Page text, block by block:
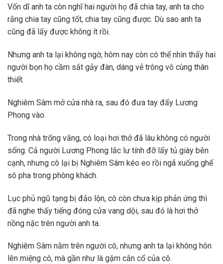
Vốn dĩ anh ta còn nghĩ hai người họ đã chia tay, anh ta cho
rằng chia tay cũng tốt, chia tay cũng được. Dù sao anh ta
cũng đã lấy được không ít rồi.
Nhưng anh ta lại không ngờ, hôm nay còn có thể nhìn thấy hai
người bọn họ cầm sắt gảy đàn, dáng vẻ trông vô cùng thân
thiết.
Nghiêm Sâm mở cửa nhà ra, sau đó đưa tay đẩy Lương
Phong vào.
Trong nhà trống vắng, có loại hơi thở đã lâu không có người
sống. Cả người Lương Phong lắc lư tính đỡ lấy tủ giày bên
cạnh, nhưng cô lại bị Nghiêm Sâm kéo eo rồi ngã xuống ghế
sô pha trong phòng khách.
Lục phủ ngũ tạng bị đảo lộn, cô còn chưa kịp phản ứng thì
đã nghe thấy tiếng đóng cửa vang dội, sau đó là hơi thở
nồng nặc trên người anh ta.
Nghiêm Sâm nằm trên người cô, nhưng anh ta lại không hôn
lên miệng cô, mà gần như là gặm cắn cổ của cô.